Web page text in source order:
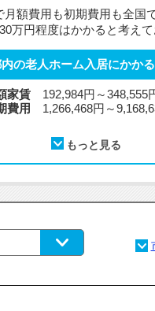
月額費用も初期費用 も全国
万円程度はかかると考え
の老人ホーム入居にかか
家賃 192,984円～348,555
費用
1,266,468円～